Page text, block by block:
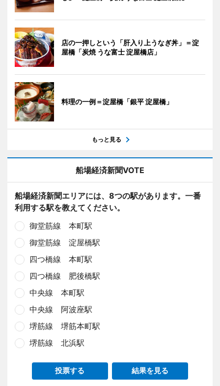
店の一押しという「肝入り上うなぎ丼」＝淀
屋橋「炭焼 うな富士 淀屋橋店」
料理の一例＝淀屋橋「銀平 淀屋橋」
もっと見る
船場経済新聞VOTE
船場経済新聞エリアには、8つの駅があります。一番
利用する駅を教えてください。
御堂筋線 本町駅
御堂筋線 淀屋橋駅
四つ橋線 本町駅
四つ橋線 肥後橋駅
中央線 本町駅
中央線 阿波座駅
堺筋線 堺筋本町駅
堺筋線 北浜駅
投票する 結果を見る